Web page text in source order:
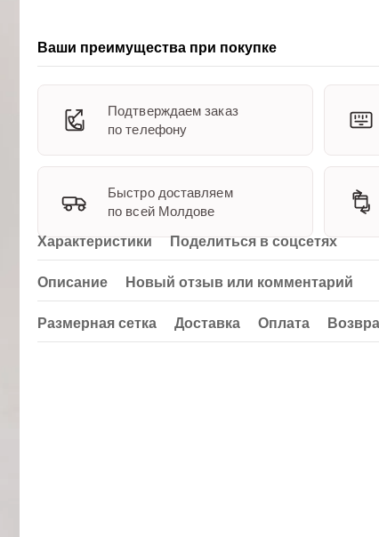
Ваши преимущества при покупке
Подтверждаем заказ
по телефону
Быстро доставляем
по всей Молдове
Характеристики
Поделиться в соцсетях
Описание Новый отзыв или комментарий
Размерная сетка Доставка Оплата